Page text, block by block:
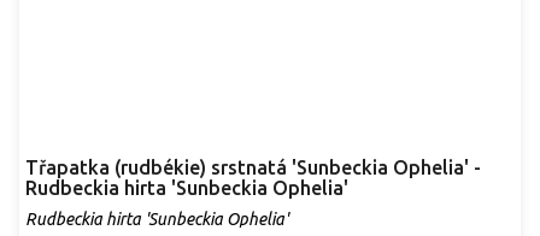
Třapatka (rudbékie) srstnatá 'Sunbeckia Ophelia' -
Rudbeckia hirta 'Sunbeckia Ophelia'
Rudbeckia hirta 'Sunbeckia Ophelia'